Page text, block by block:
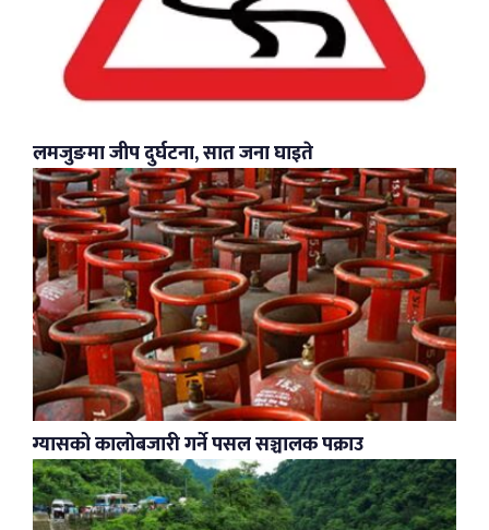
लमजुङमा जीप दुर्घटना, सात जना घाइते
ग्यासको कालोबजारी गर्ने पसल सञ्चालक पक्राउ